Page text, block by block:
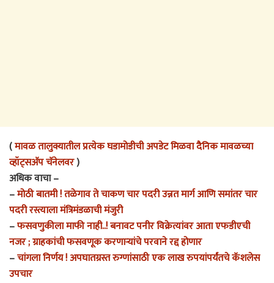
(मावळ तालुक्यातील प्रत्येक घडामोडीची अपडेट मिळवा दैनिक मावळच्या
व्हॉट्सअ‍ॅप चॅनेलवर)
अधिक वाचा –
–मोठी बातमी ! तळेगाव ते चाकण चार पदरी उन्नत मार्ग आणि समांतर चार
पदरी रस्त्याला मंत्रिमंडळाची मंजुरी
–फसवणुकीला माफी नाही..! बनावट पनीर विक्रेत्यांवर आता एफडीएची
नजर ; ग्राहकांची फसवणूक करणाऱ्यांचे परवाने रद्द होणार
–चांगला निर्णय ! अपघातग्रस्त रुग्णांसाठी एक लाख रुपयांपर्यंतचे कॅशलेस
उपचार